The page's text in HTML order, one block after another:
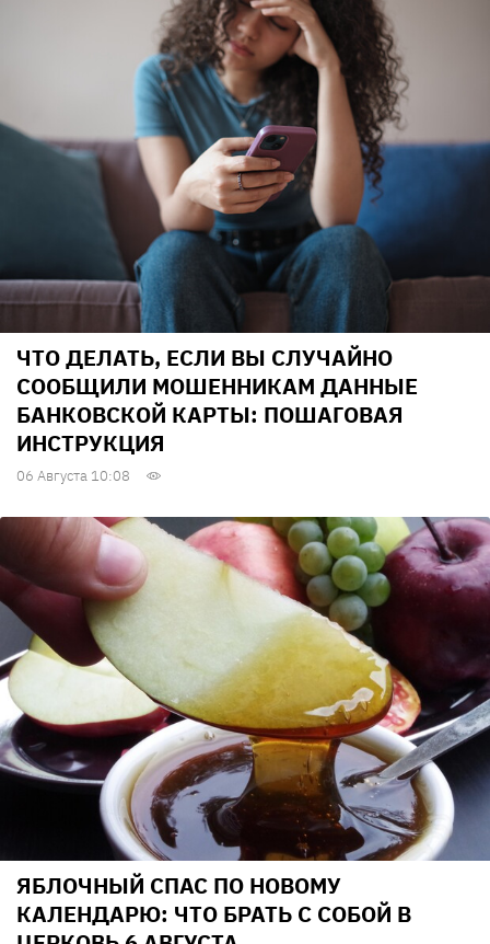
ЧТО ДЕЛАТЬ, ЕСЛИ ВЫ СЛУЧАЙНО
СООБЩИЛИ МОШЕННИКАМ ДАННЫЕ
БАНКОВСКОЙ КАРТЫ: ПОШАГОВАЯ
ИНСТРУКЦИЯ
06 Августа 10:08
ЯБЛОЧНЫЙ СПАС ПО НОВОМУ
КАЛЕНДАРЮ: ЧТО БРАТЬ С СОБОЙ В